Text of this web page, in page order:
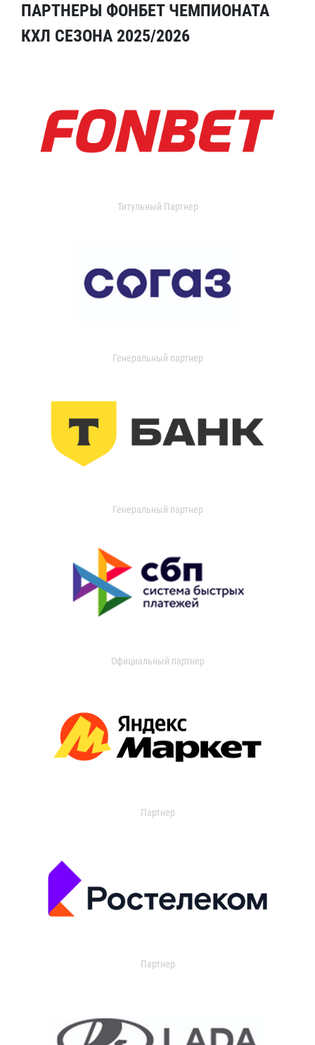
ПАРТНЕРЫ ФОНБЕТ ЧЕМПИОНАТА
КХЛ СЕЗОНА 2025/2026
Титульный Партнер
Генеральный партнер
Генеральный партнер
Официальный партнер
Партнер
Партнер